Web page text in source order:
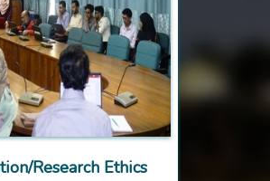
Research Ethics